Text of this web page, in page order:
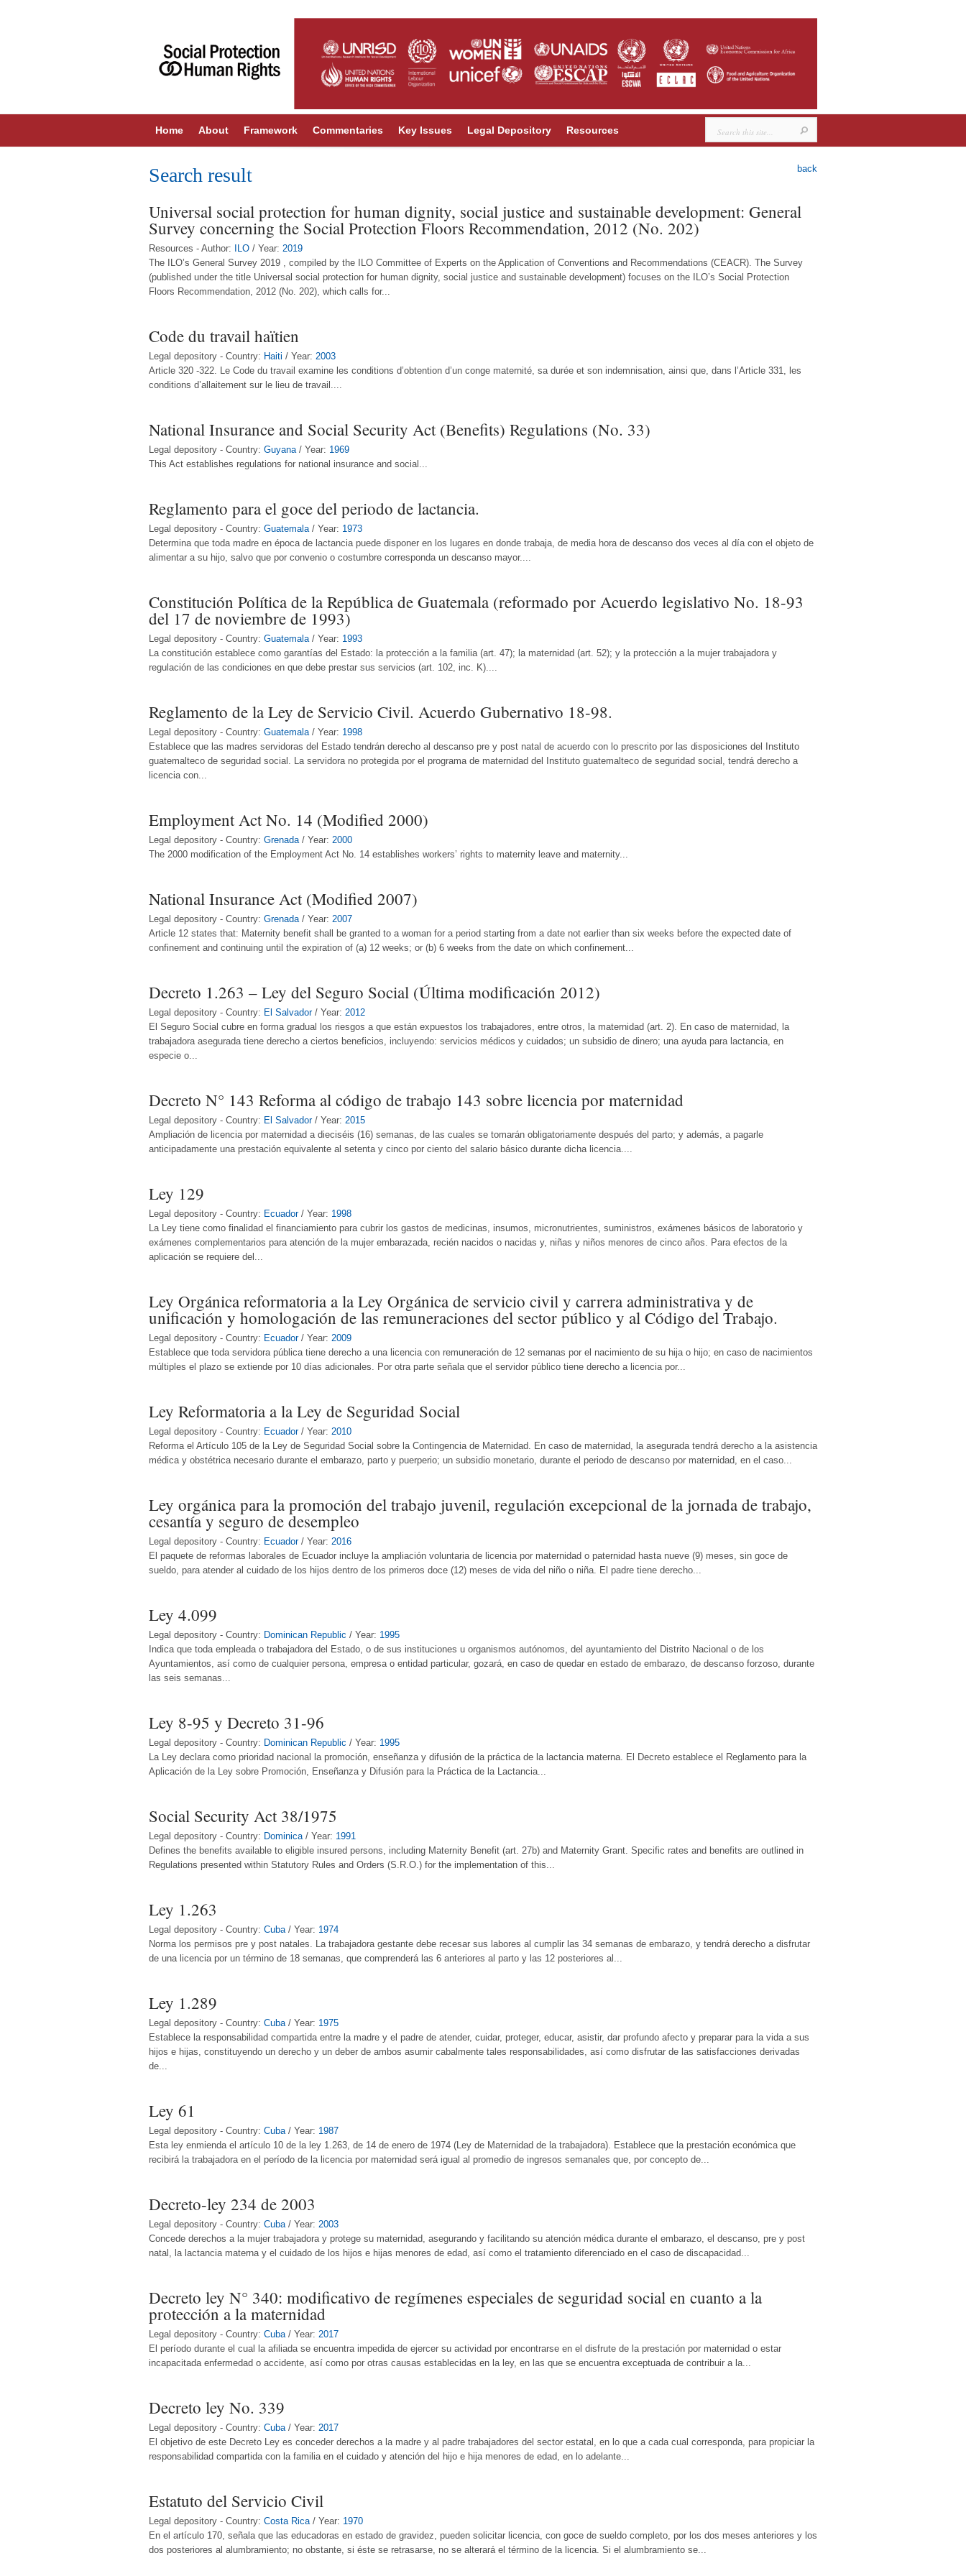
Home About Framework Commentaries Key Issues Legal Depository Resources
back
Search result
Universal social protection for human dignity, social justice and sustainable development: General
Survey concerning the Social Protection Floors Recommendation, 2012 (No. 202)
Resources - Author: ILO / Year: 2019
The ILO’s General Survey 2019 , compiled by the ILO Committee of Experts on the Application of Conventions and Recommendations (CEACR). The Survey
(published under the title Universal social protection for human dignity, social justice and sustainable development) focuses on the ILO’s Social Protection
Floors Recommendation, 2012 (No. 202), which calls for...
Code du travail haïtien
Legal depository - Country: Haiti / Year: 2003
Article 320 -322. Le Code du travail examine les conditions d’obtention d’un conge maternité, sa durée et son indemnisation, ainsi que, dans l’Article 331, les
conditions d’allaitement sur le lieu de travail....
National Insurance and Social Security Act (Benefits) Regulations (No. 33)
Legal depository - Country: Guyana / Year: 1969
This Act establishes regulations for national insurance and social...
Reglamento para el goce del periodo de lactancia.
Legal depository - Country: Guatemala / Year: 1973
Determina que toda madre en época de lactancia puede disponer en los lugares en donde trabaja, de media hora de descanso dos veces al día con el objeto de
alimentar a su hijo, salvo que por convenio o costumbre corresponda un descanso mayor....
Constitución Política de la República de Guatemala (reformado por Acuerdo legislativo No. 18-93
del 17 de noviembre de 1993)
Legal depository - Country: Guatemala / Year: 1993
La constitución establece como garantías del Estado: la protección a la familia (art. 47); la maternidad (art. 52); y la protección a la mujer trabajadora y
regulación de las condiciones en que debe prestar sus servicios (art. 102, inc. K)....
Reglamento de la Ley de Servicio Civil. Acuerdo Gubernativo 18-98.
Legal depository - Country: Guatemala / Year: 1998
Establece que las madres servidoras del Estado tendrán derecho al descanso pre y post natal de acuerdo con lo prescrito por las disposiciones del Instituto
guatemalteco de seguridad social. La servidora no protegida por el programa de maternidad del Instituto guatemalteco de seguridad social, tendrá derecho a
licencia con...
Employment Act No. 14 (Modified 2000)
Legal depository - Country: Grenada / Year: 2000
The 2000 modification of the Employment Act No. 14 establishes workers’ rights to maternity leave and maternity...
National Insurance Act (Modified 2007)
Legal depository - Country: Grenada / Year: 2007
Article 12 states that: Maternity benefit shall be granted to a woman for a period starting from a date not earlier than six weeks before the expected date of
confinement and continuing until the expiration of (a) 12 weeks; or (b) 6 weeks from the date on which confinement...
Decreto 1.263 – Ley del Seguro Social (Última modificación 2012)
Legal depository - Country: El Salvador/ Year: 2012
El Seguro Social cubre en forma gradual los riesgos a que están expuestos los trabajadores, entre otros, la maternidad (art. 2). En caso de maternidad, la
trabajadora asegurada tiene derecho a ciertos beneficios, incluyendo: servicios médicos y cuidados; un subsidio de dinero; una ayuda para lactancia, en
especie o...
Decreto N° 143 Reforma al código de trabajo 143 sobre licencia por maternidad
Legal depository - Country: El Salvador/ Year: 2015
Ampliación de licencia por maternidad a dieciséis (16) semanas, de las cuales se tomarán obligatoriamente después del parto; y además, a pagarle
anticipadamente una prestación equivalente al setenta y cinco por ciento del salario básico durante dicha licencia....
Ley 129
Legal depository - Country: Ecuador/ Year: 1998
La Ley tiene como finalidad el financiamiento para cubrir los gastos de medicinas, insumos, micronutrientes, suministros, exámenes básicos de laboratorio y
exámenes complementarios para atención de la mujer embarazada, recién nacidos o nacidas y, niñas y niños menores de cinco años. Para efectos de la
aplicación se requiere del...
Ley Orgánica reformatoria a la Ley Orgánica de servicio civil y carrera administrativa y de
unificación y homologación de las remuneraciones del sector público y al Código del Trabajo.
Legal depository - Country: Ecuador/ Year: 2009
Establece que toda servidora pública tiene derecho a una licencia con remuneración de 12 semanas por el nacimiento de su hija o hijo; en caso de nacimientos
múltiples el plazo se extiende por 10 días adicionales. Por otra parte señala que el servidor público tiene derecho a licencia por...
Ley Reformatoria a la Ley de Seguridad Social
Legal depository - Country: Ecuador/ Year: 2010
Reforma el Artículo 105 de la Ley de Seguridad Social sobre la Contingencia de Maternidad. En caso de maternidad, la asegurada tendrá derecho a la asistencia
médica y obstétrica necesario durante el embarazo, parto y puerperio; un subsidio monetario, durante el periodo de descanso por maternidad, en el caso...
Ley orgánica para la promoción del trabajo juvenil, regulación excepcional de la jornada de trabajo,
cesantía y seguro de desempleo
Legal depository - Country: Ecuador/ Year: 2016
El paquete de reformas laborales de Ecuador incluye la ampliación voluntaria de licencia por maternidad o paternidad hasta nueve (9) meses, sin goce de
sueldo, para atender al cuidado de los hijos dentro de los primeros doce (12) meses de vida del niño o niña. El padre tiene derecho...
Ley 4.099
Legal depository - Country: Dominican Republic / Year: 1995
Indica que toda empleada o trabajadora del Estado, o de sus instituciones u organismos autónomos, del ayuntamiento del Distrito Nacional o de los
Ayuntamientos, así como de cualquier persona, empresa o entidad particular, gozará, en caso de quedar en estado de embarazo, de descanso forzoso, durante
las seis semanas...
Ley 8-95 y Decreto 31-96
Legal depository - Country: Dominican Republic / Year: 1995
La Ley declara como prioridad nacional la promoción, enseñanza y difusión de la práctica de la lactancia materna. El Decreto establece el Reglamento para la
Aplicación de la Ley sobre Promoción, Enseñanza y Difusión para la Práctica de la Lactancia...
Social Security Act 38/1975
Legal depository - Country: Dominica / Year: 1991
Defines the benefits available to eligible insured persons, including Maternity Benefit (art. 27b) and Maternity Grant. Specific rates and benefits are outlined in
Regulations presented within Statutory Rules and Orders (S.R.O.) for the implementation of this...
Ley 1.263
Legal depository - Country: Cuba / Year: 1974
Norma los permisos pre y post natales. La trabajadora gestante debe recesar sus labores al cumplir las 34 semanas de embarazo, y tendrá derecho a disfrutar
de una licencia por un término de 18 semanas, que comprenderá las 6 anteriores al parto y las 12 posteriores al...
Ley 1.289
Legal depository - Country: Cuba / Year: 1975
Establece la responsabilidad compartida entre la madre y el padre de atender, cuidar, proteger, educar, asistir, dar profundo afecto y preparar para la vida a sus
hijos e hijas, constituyendo un derecho y un deber de ambos asumir cabalmente tales responsabilidades, así como disfrutar de las satisfacciones derivadas
de...
Ley 61
Legal depository - Country: Cuba / Year: 1987
Esta ley enmienda el artículo 10 de la ley 1.263, de 14 de enero de 1974 (Ley de Maternidad de la trabajadora). Establece que la prestación económica que
recibirá la trabajadora en el período de la licencia por maternidad será igual al promedio de ingresos semanales que, por concepto de...
Decreto-ley 234 de 2003
Legal depository - Country: Cuba / Year: 2003
Concede derechos a la mujer trabajadora y protege su maternidad, asegurando y facilitando su atención médica durante el embarazo, el descanso, pre y post
natal, la lactancia materna y el cuidado de los hijos e hijas menores de edad, así como el tratamiento diferenciado en el caso de discapacidad...
Decreto ley N° 340: modificativo de regímenes especiales de seguridad social en cuanto a la
protección a la maternidad
Legal depository - Country: Cuba / Year: 2017
El período durante el cual la afiliada se encuentra impedida de ejercer su actividad por encontrarse en el disfrute de la prestación por maternidad o estar
incapacitada enfermedad o accidente, así como por otras causas establecidas en la ley, en las que se encuentra exceptuada de contribuir a la...
Decreto ley No. 339
Legal depository - Country: Cuba / Year: 2017
El objetivo de este Decreto Ley es conceder derechos a la madre y al padre trabajadores del sector estatal, en lo que a cada cual corresponda, para propiciar la
responsabilidad compartida con la familia en el cuidado y atención del hijo e hija menores de edad, en lo adelante...
Estatuto del Servicio Civil
Legal depository - Country: Costa Rica / Year: 1970
En el artículo 170, señala que las educadoras en estado de gravidez, pueden solicitar licencia, con goce de sueldo completo, por los dos meses anteriores y los
dos posteriores al alumbramiento; no obstante, si éste se retrasarse, no se alterará el término de la licencia. Si el alumbramiento se...